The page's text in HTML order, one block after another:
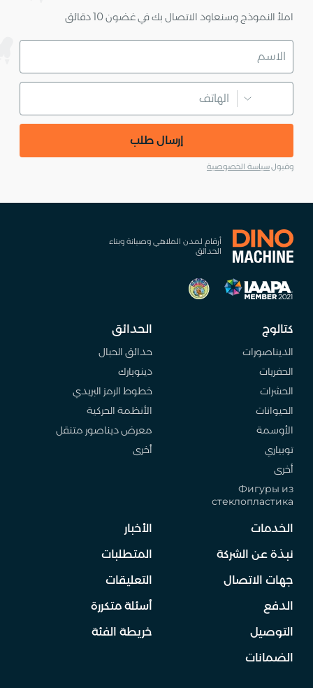
املأ النموذج وسنعاود الاتصال بك في غضون 10 دقائق
إرسال طلب
وقبولسياسة الخصوصية
أرقام لمدن الملاهي وصيانة وبناء
الحدائق
كتالوج
الديناصورات
الحفريات
الحشرات
الحيوانات
الأوسمة
توبياري
أخرى
Фигуры из
стеклопластика
الحدائق
حدائق الحبال
دينوبارك
خطوط الرمز البريدي
الأنظمة الحركية
معرض ديناصور متنقل
أخرى
الخدمات
نبذة عن الشركة
جهات الاتصال
الدفع
التوصيل
الضمانات
الأخبار
المتطلبات
التعليقات
أسئلة متكررة
خريطة الفئة